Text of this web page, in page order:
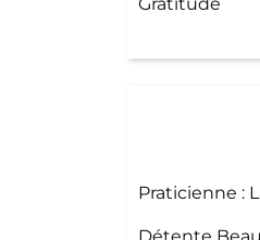
Praticienne :